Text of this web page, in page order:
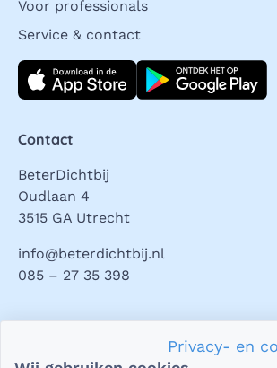
Voor professionals
Service & contact
Download direct
Contact
BeterDichtbij
Oudlaan 4
3515 GA Utrecht
info@beterdichtbij.nl
085 – 27 35 398
Privacy en veiligheid
Als het gaat om je gezondheid, dan is
Privacy- en